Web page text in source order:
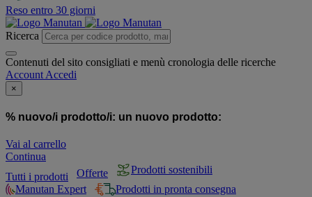
Reso entro 30 giorni
Ricerca
Contenuti del sito consigliati e menù cronologia delle ricerche
Account Accedi
×
% nuovo/i prodotto/i: un nuovo prodotto:
Vai al carrello
Continua
Tutti i prodotti
Offerte
Prodotti sostenibili
Manutan Expert
Prodotti in pronta consegna